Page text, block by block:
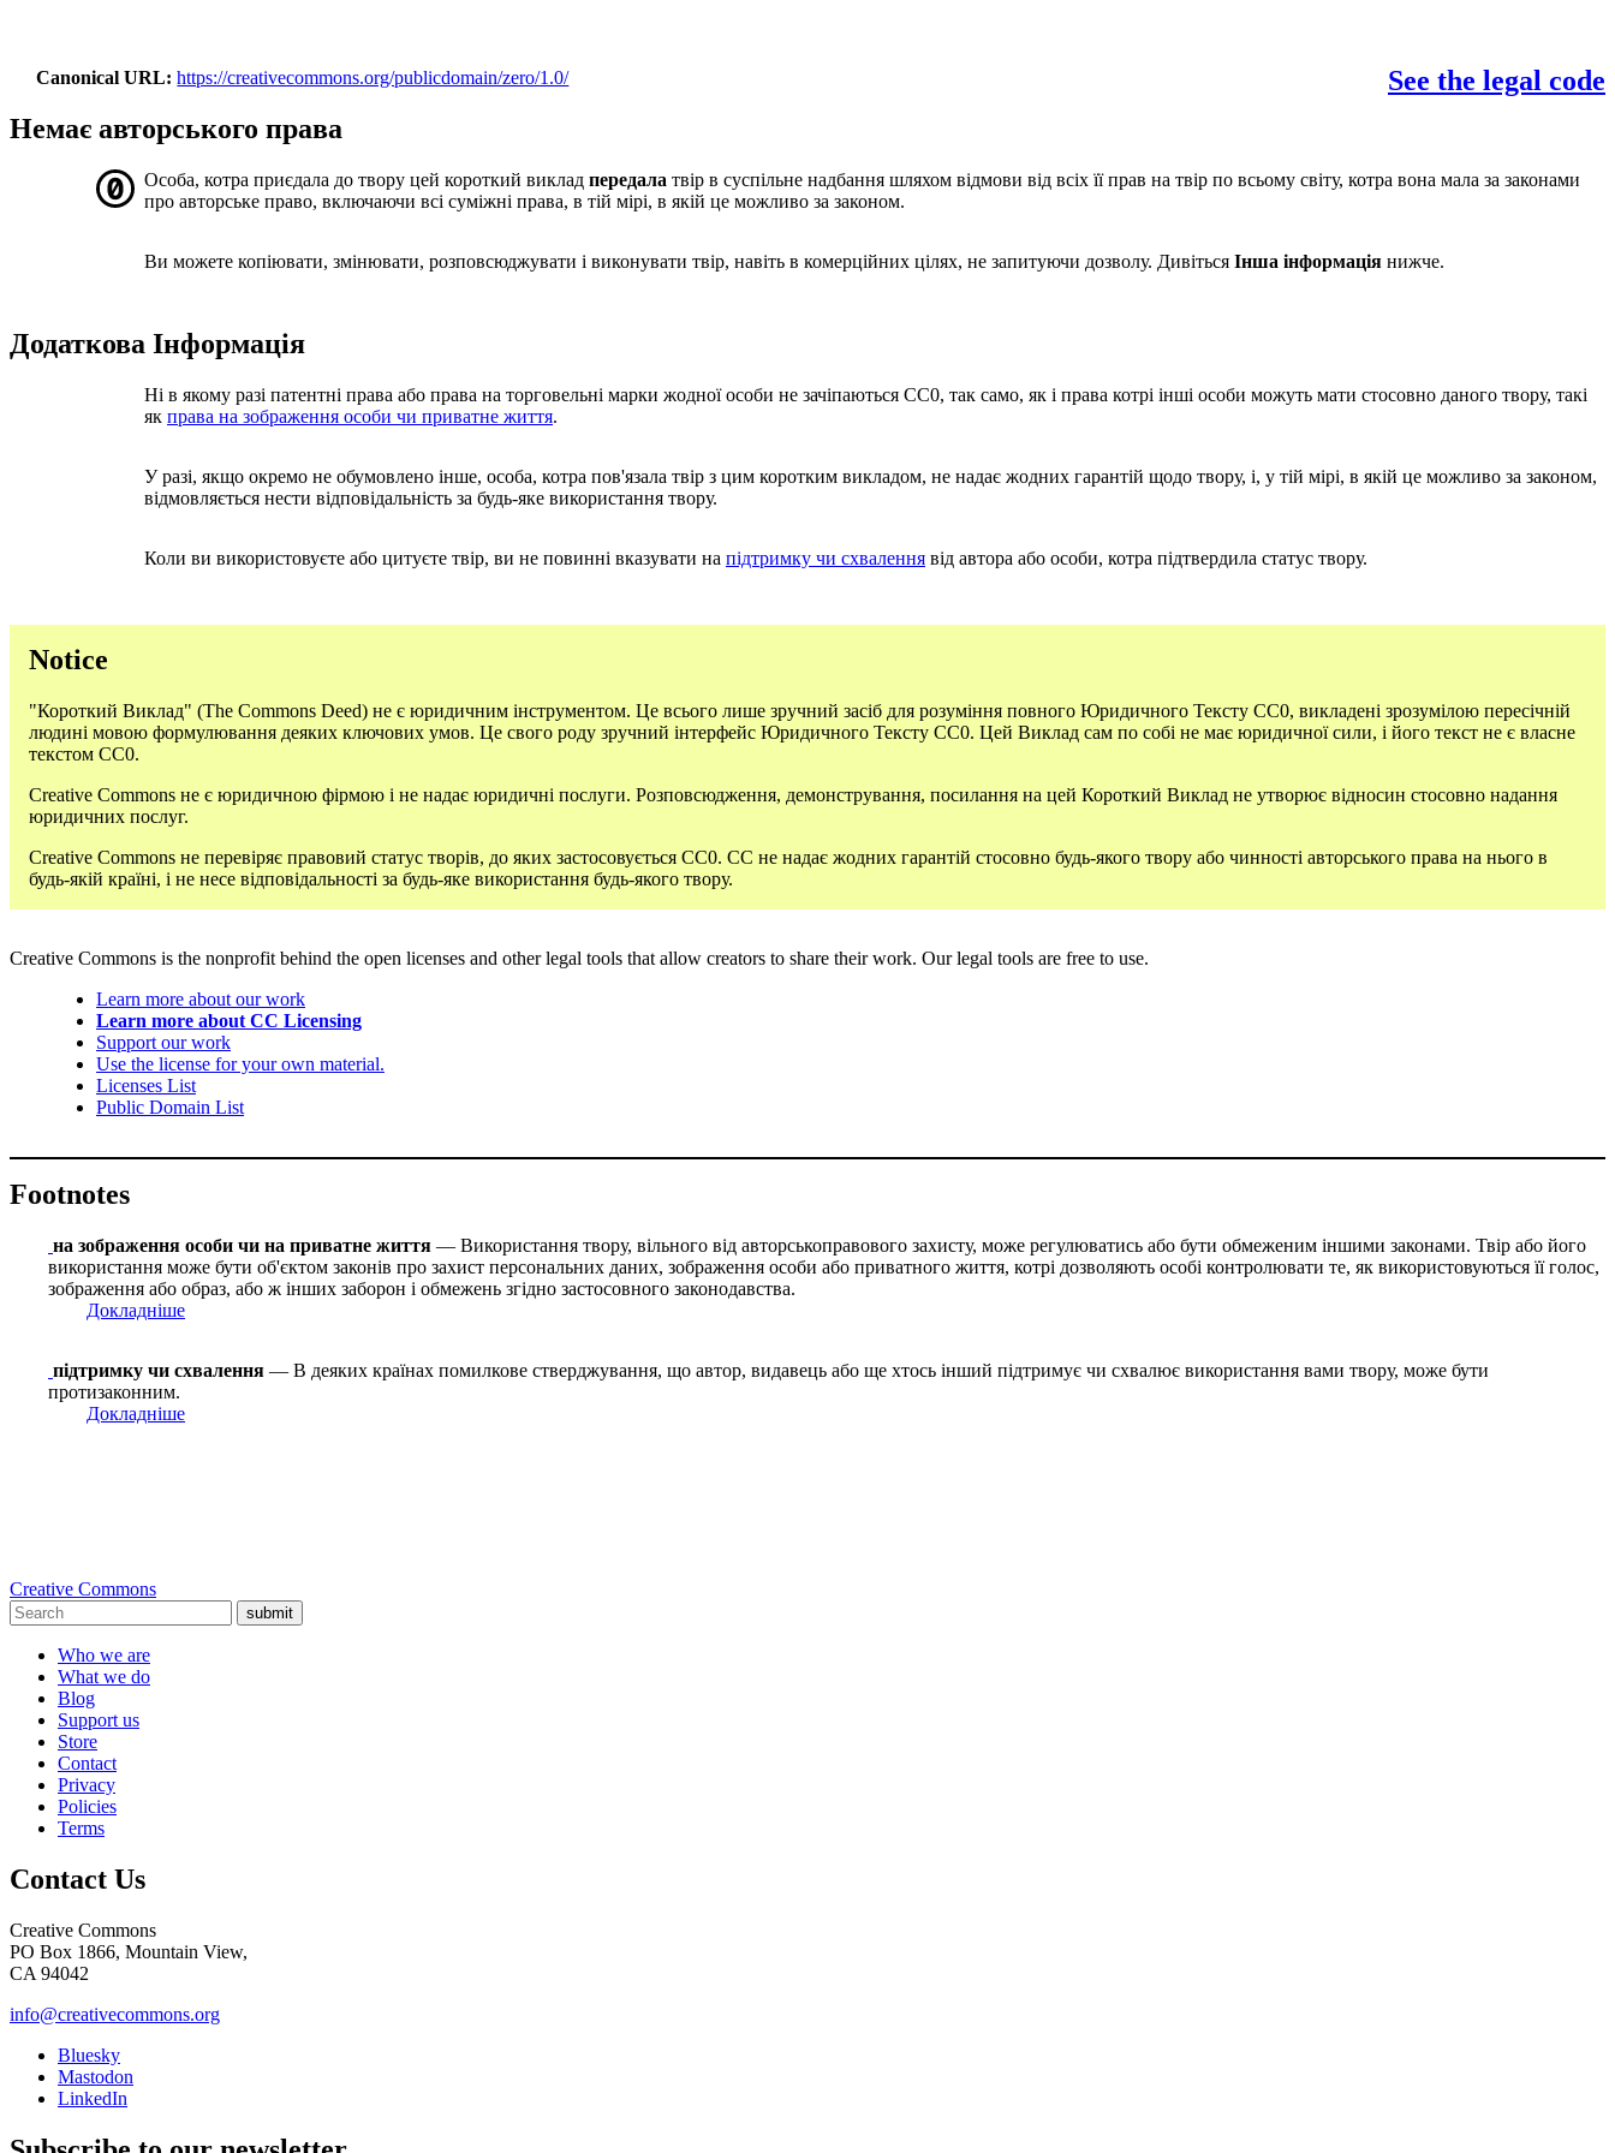
Canonical URL https://creativecommons.org/publicdomain/zero/1.0/
See the legal code
Немає авторського права
Особа, котра приєдала до твору цей короткий виклад передала твір в суспільне надбання шляхом відмови від всіх її прав на твір по всьому світу, котра вона мала за законами
про авторське право, включаючи всі суміжні права, в тій мірі, в якій це можливо за законом.
Ви можете копіювати, змінювати, розповсюджувати і виконувати твір, навіть в комерційних цілях, не запитуючи дозволу. Дивіться Інша інформація нижче.
Додаткова Інформація
Ні в якому разі патентні права або права на торговельні марки жодної особи не зачіпаються СС0, так само, як і права котрі інші особи можуть мати стосовно даного твору, такі
як права на зображення особи чи приватне життя.
У разі, якщо окремо не обумовлено інше, особа, котра пов'язала твір з цим коротким викладом, не надає жодних гарантій щодо твору, і, у тій мірі, в якій це можливо за законом,
відмовляється нести відповідальність за будь-яке використання твору.
Коли ви використовуєте або цитуєте твір, ви не повинні вказувати на підтримку чи схвалення від автора або особи, котра підтвердила статус твору.
Notice
"Короткий Виклад" (The Commons Deed) не є юридичним інструментом. Це всього лише зручний засіб для розуміння повного Юридичного Тексту СС0, викладені зрозумілою пересічній
людині мовою формулювання деяких ключових умов. Це свого роду зручний інтерфейс Юридичного Тексту СС0. Цей Виклад сам по собі не має юридичної сили, і його текст не є власне
текстом СС0.
Creative Commons не є юридичною фірмою і не надає юридичні послуги. Розповсюдження, демонстрування, посилання на цей Короткий Виклад не утворює відносин стосовно надання
юридичних послуг.
Creative Commons не перевіряє правовий статус творів, до яких застосовується СС0. CC не надає жодних гарантій стосовно будь-якого твору або чинності авторського права на нього в
будь-якій країні, і не несе відповідальності за будь-яке використання будь-якого твору.
Creative Commons is the nonprofit behind the open licenses and other legal tools that allow creators to share their work. Our legal tools are free to use.
Learn more about our work
Learn more about CC Licensing
Support our work
Use the license for your own material.
Licenses List
Public Domain List
Footnotes
на зображення особи чи на приватне життя — Використання твору, вільного від авторськоправового захисту, може регулюватись або бути обмеженим іншими законами. Твір або його
використання може бути об'єктом законів про захист персональних даних, зображення особи або приватного життя, котрі дозволяють особі контролювати те, як використовуються її голос,
зображення або образ, або ж інших заборон і обмежень згідно застосовного законодавства.
Докладніше
підтримку чи схвалення — В деяких країнах помилкове стверджування, що автор, видавець або ще хтось інший підтримує чи схвалює використання вами твору, може бути
протизаконним.
Докладніше
Creative Commons
submit
Who we are
What we do
Blog
Support us
Store
Contact
Privacy
Policies
Terms
Contact Us
Creative Commons
PO Box 1866, Mountain View,
CA 94042
info@creativecommons.org
Bluesky
Mastodon
LinkedIn